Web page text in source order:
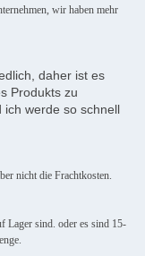
wir haben mehr
daher ist es
Produkts zu
ich werde so schnell
nicht die Frachtkosten.
Lager sind. oder es sind 15-